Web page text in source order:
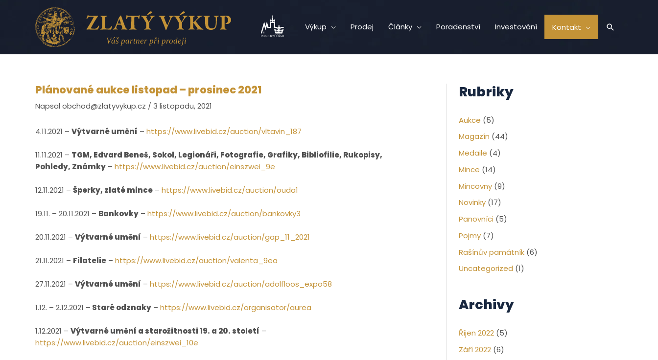
Výkup Prodej Články Poradenství Investování Kontakt Hledat
Plánované aukce listopad – prosinec 2021
Napsal obchod@zlatyvykup.cz / 3 listopadu, 2021
4.11.2021 – Výtvarné umění – https://www.livebid.cz/auction/vltavin_187
11.11.2021 – TGM, Edvard Beneš, Sokol, Legionáři, Fotografie, Grafiky, Bibliofilie, Rukopisy,
Pohledy, Známky – https://www.livebid.cz/auction/einszwei_9e
12.11.2021 – Šperky, zlaté mince – https://www.livebid.cz/auction/ouda1
19.11. – 20.11.2021 – Bankovky – https://www.livebid.cz/auction/bankovky3
20.11.2021 – Výtvarné umění – https://www.livebid.cz/auction/gap_11_2021
21.11.2021 – Filatelie – https://www.livebid.cz/auction/valenta_9ea
27.11.2021 – Výtvarné umění – https://www.livebid.cz/auction/adolfloos_expo58
1.12. – 2.12.2021 – Staré odznaky – https://www.livebid.cz/organisator/aurea
1.12.2021 – Výtvarné umění a starožitnosti 19. a 20. století –
https://www.livebid.cz/auction/einszwei_10e
Rubriky
Aukce (5)
Magazín (44)
Medaile (4)
Mince (14)
Mincovny (9)
Novinky (17)
Panovníci (5)
Pojmy (7)
Rašínův památník (6)
Uncategorized (1)
Archivy
Říjen 2022 (5)
Září 2022 (6)